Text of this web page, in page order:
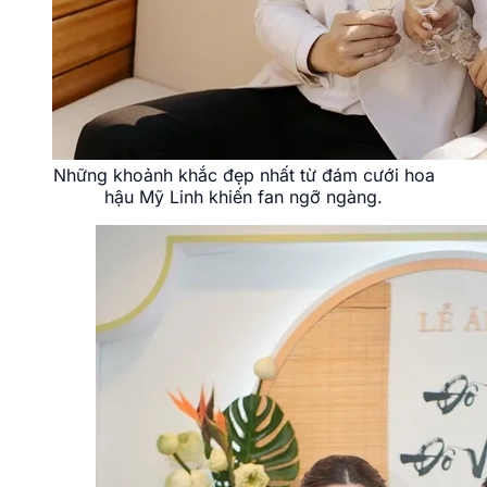
Những khoảnh khắc đẹp nhất từ đám cưới hoa
hậu Mỹ Linh khiến fan ngỡ ngàng.